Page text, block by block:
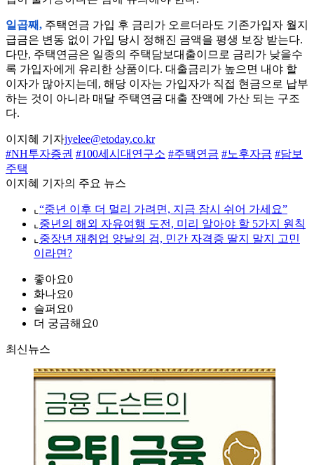
일곱째, 주택연금 가입 후 금리가 오르더라도 기존가입자 월지
급금은 변동 없이 가입 당시 정해진 금액을 평생 보장 받는다.
다만, 주택연금은 일종의 주택담보대출이므로 금리가 낮을수
록 가입자에게 유리한 상품이다. 대출금리가 높으면 내야 할
이자가 많아지는데, 해당 이자는 가입자가 직접 현금으로 납부
하는 것이 아니라 매달 주택연금 대출 잔액에 가산 되는 구조
다.
이지혜 기자jyelee@etoday.co.kr
#NH투자증권 #100세시대연구소 #주택연금 #노후자금 #담보
주택
이지혜 기자의 주요 뉴스
⌞ “중년 이후 더 멀리 가려면, 지금 잠시 쉬어 가세요”
⌞ 중년의 해외 자유여행 도전, 미리 알아야 할 5가지 원칙
⌞ 중장년 재취업 양날의 검, 민간 자격증 딸지 말지 고민
이라면?
좋아요0
화나요0
슬퍼요0
더 궁금해요0
최신뉴스